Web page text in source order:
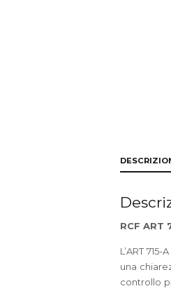
RCF ART
L’ART
una
controllo